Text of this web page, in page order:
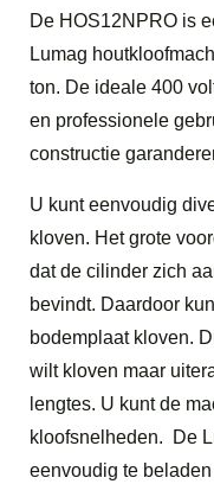
De HOS12NPRO is
Lumag
ton. De ideale 400
en professionele
constructie
U kunt eenvoudig
kloven. Het grote
dat de cilinder zich
bevindt. Daardoor
bodemplaat kloven.
wilt kloven maar
lengtes. U kunt de
kloofsnelheden. De
eenvoudig te